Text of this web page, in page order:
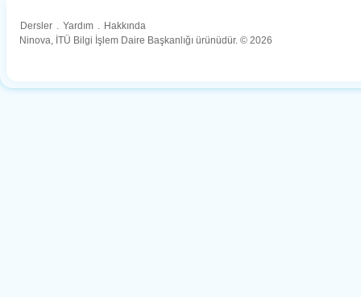
Dersler . Yardım . Hakkında
Ninova, İTÜ Bilgi İşlem Daire Başkanlığı ürünüdür. © 2026